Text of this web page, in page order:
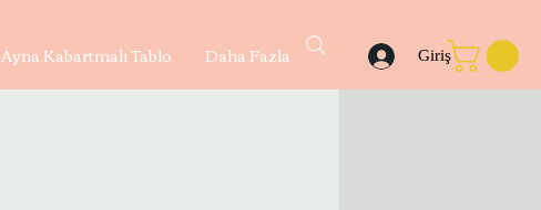
Ayna Kabartmalı Tablo Daha Fazla Giriş